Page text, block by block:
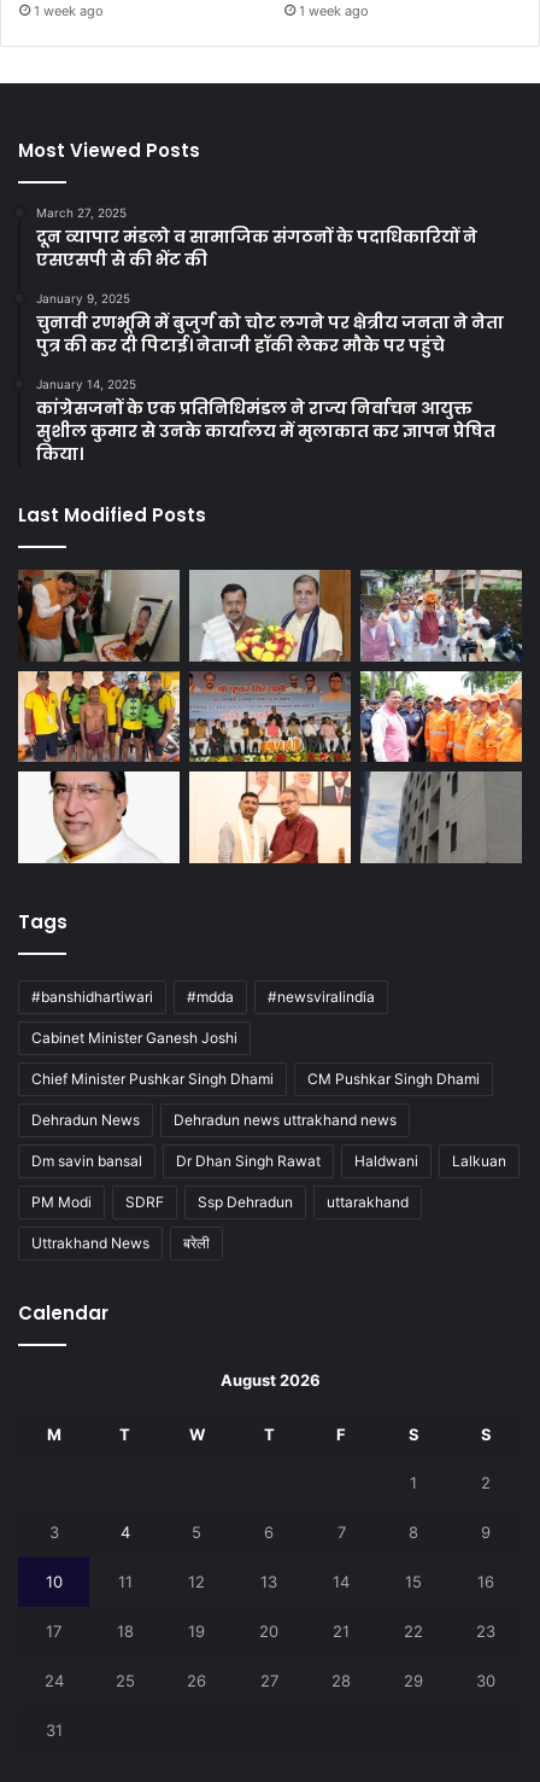
1 week ago 1 week ago
Most Viewed Posts
March 27, 2025
दून व्यापार मंडलो व सामाजिक संगठनों के पदाधिकारियों ने
एसएसपी से की भेंट की
January 9, 2025
चुनावी रणभूमि में बुजुर्ग को चोट लगने पर क्षेत्रीय जनता ने नेता
पुत्र की कर दी पिटाई। नेताजी हॉकी लेकर मौके पर पहुंचे
January 14, 2025
कांग्रेसजनों के एक प्रतिनिधिमंडल ने राज्य निर्वाचन आयुक्त
सुशील कुमार से उनके कार्यालय में मुलाकात कर ज्ञापन प्रेषित
किया।
Last Modified Posts
Tags
#banshidhartiwari #mdda #newsviralindia
Cabinet Minister Ganesh Joshi
Chief Minister Pushkar Singh Dhami CM Pushkar Singh Dhami
Dehradun News Dehradun news uttrakhand news
Dm savin bansal Dr Dhan Singh Rawat Haldwani Lalkuan
PM Modi SDRF Ssp Dehradun uttarakhand
Uttrakhand News बरेली
Calendar
August 2026
M T W T F S S
1 2
3 4 5 6 7 8 9
10 11 12 13 14 15 16
17 18 19 20 21 22 23
24 25 26 27 28 29 30
31